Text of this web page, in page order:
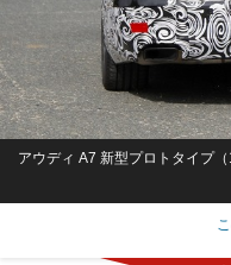
アウディ A7 新型プロトタイプ（